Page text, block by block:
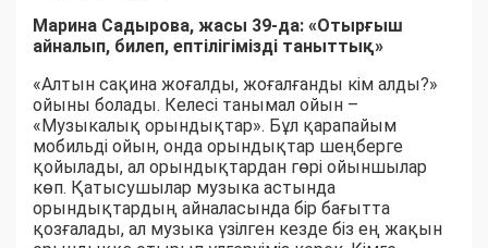
Марина Садырова, жасы 39-да: «Отырғыш
айналып, билеп, ептілігімізді таныттық»
«Алтын сақина жоғалды, жоғалғанды кім алды?»
ойыны болады. Келесі танымал ойын –
«Музыкалық орындықтар». Бұл қарапайым
мобильді ойын, онда орындықтар шеңберге
қойылады, ал орындықтардан гөрі ойыншылар
көп. Қатысушылар музыка астында
орындықтардың айналасында бір бағытта
қозғалады, ал музыка үзілген кезде біз ең жақын